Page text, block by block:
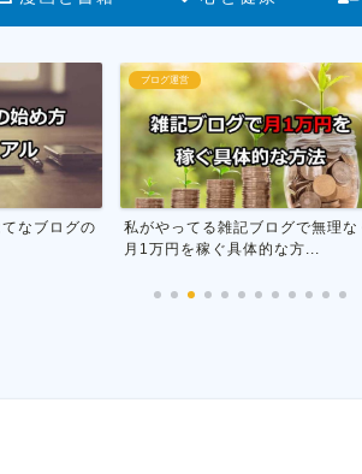
ログで無理なく
的な方...
お金・収入
会社に副業がバレない方法を
で聞いてきた